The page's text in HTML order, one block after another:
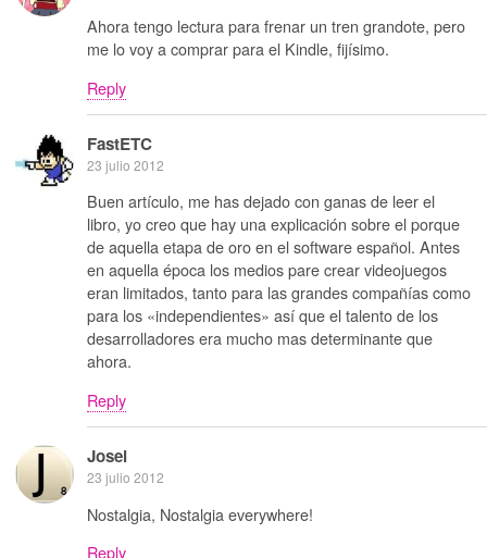
Ahora tengo lectura para frenar un tren grandote, pero
me lo voy a comprar para el Kindle, fijísimo.
Reply
FastETC
23 julio 2012
Buen artículo, me has dejado con ganas de leer el
libro, yo creo que hay una explicación sobre el porque
de aquella etapa de oro en el software español. Antes
en aquella época los medios pare crear videojuegos
eran limitados, tanto para las grandes compañías como
para los «independientes» así que el talento de los
desarrolladores era mucho mas determinante que
ahora.
Reply
Josei
23 julio 2012
Nostalgia, Nostalgia everywhere!
Reply